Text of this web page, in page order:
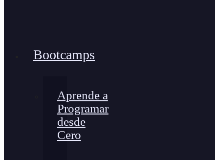
Bootcamps
Aprende a
Programar
desde
Cero